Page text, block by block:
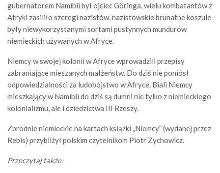
gubernatorem Namibii był ojciec Göringa, wielu kombatantów z
Afryki zasiliło szeregi nazistów, nazistowskie brunatne koszule
były niewykorzystanymi sortami pustynnych mundurów
niemieckich używanych w Afryce.
Niemcy w swojej kolonii w Afryce wprowadzili przepisy
zabraniające mieszanych małżeństw. Do dziś nie poniósł
odpowiedzialności za ludobójstwo w Afryce. Biali Niemcy
mieszkający w Namibii do dziś są dumni nie tylko z niemieckiego
kolonializmu, ale i dziedzictwa III Rzeszy.
Zbrodnie niemieckie na kartach książki „Niemcy” (wydanej przez
Rebis) przybliżył polskim czytelnikom Piotr Zychowicz.
Przeczytaj także: